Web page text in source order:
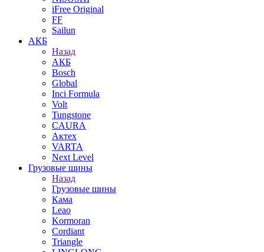
iFree Original
FF
Sailun
АКБ
Назад
АКБ
Bosch
Global
Inci Formula
Volt
Tungstone
CAURA
Актех
VARTA
Next Level
Грузовые шины
Назад
Грузовые шины
Кама
Leao
Kormoran
Cordiant
Triangle